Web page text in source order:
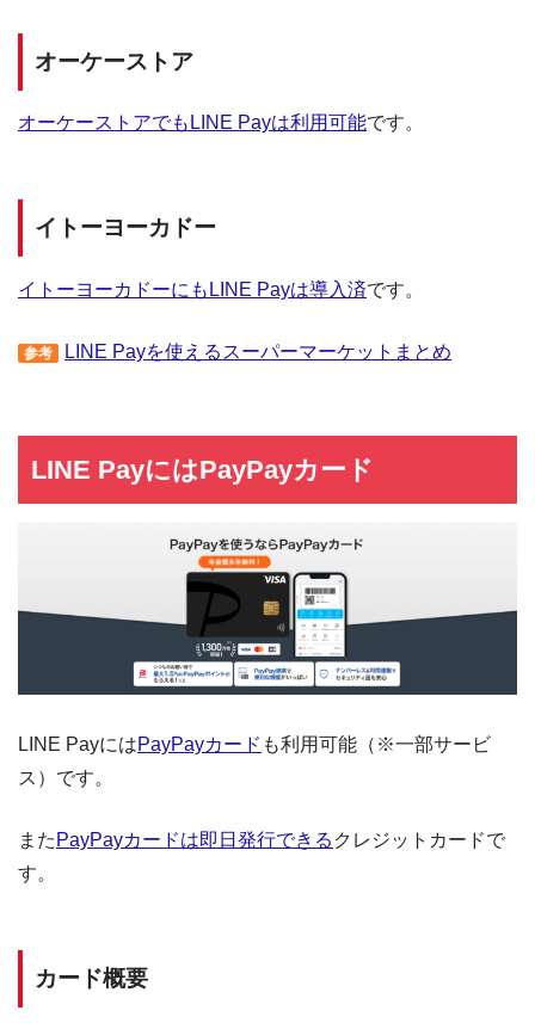
オーケーストア
オーケーストアでもLINE Payは利用可能です。
イトーヨーカドー
イトーヨーカドーにもLINE Payは導入済です。
参考 LINE Payを使えるスーパーマーケットまとめ
LINE PayにはPayPayカード
LINE PayにはPayPayカード も利用可能（※一部サービ
ス）です。
また PayPayカードは即日発行できる クレジットカードで
す。
カード概要